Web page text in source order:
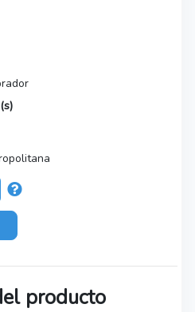
producto